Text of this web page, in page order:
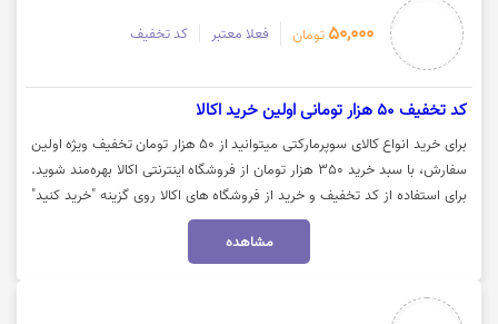
50,000 تومان فعلا معتبر کد تخفیف
کد تخفیف 50 هزار تومانی اولین خرید اکالا
برای خرید انواع کالای سوپرمارکتی میتوانید از 50 هزار تومان تخفیف ویژه اولین
سفارش، با سبد خرید 350 هزار تومان از فروشگاه اینترنتی اکالا بهره‌مند شوید.
برای استفاده از کد تخفیف و خرید از فروشگاه های اکالا روی گزینه "خرید کنید"
مشاهده